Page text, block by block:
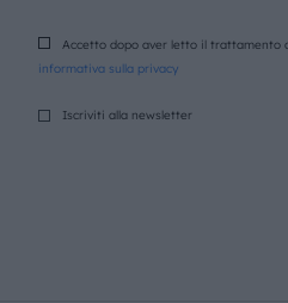
Accetto dopo aver letto il trattamento
informativa sulla privacy
Iscriviti alla newsletter